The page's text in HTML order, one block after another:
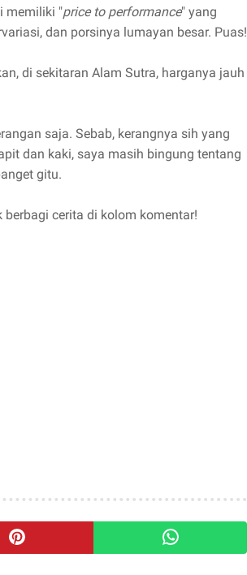
memiliki "price to performance" yang
dan porsinya lumayan besar. Puas!
di sekitaran Alam Sutra, harganya jauh
saja. Sebab, kerangnya sih yang
dan kaki, saya masih bingung tentang
gitu.
cerita di kolom komentar!